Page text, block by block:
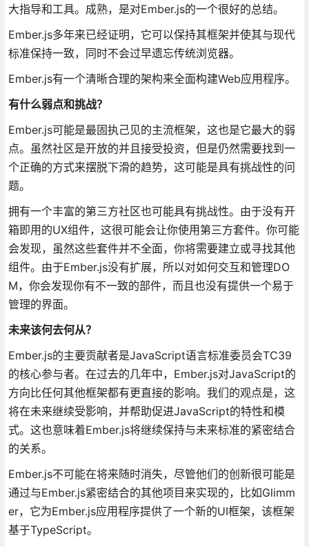
大指导和工具。成熟，是对Ember.js的一个很好的总结。
Ember.js多年来已经证明，它可以保持其框架并使其与现代
标准保持一致，同时不会过早遗忘传统浏览器。
Ember.js有一个清晰合理的架构来全面构建Web应用程序。
有什么弱点和挑战？
Ember.js可能是最固执己见的主流框架，这也是它最大的弱
点。虽然社区是开放的并且接受投资，但是仍然需要找到一
个正确的方式来摆脱下滑的趋势，这可能是具有挑战性的问
题。
拥有一个丰富的第三方社区也可能具有挑战性。由于没有开
箱即用的UX组件，这很可能会让你使用第三方套件。你可能
会发现，虽然这些套件并不全面，你将需要建立或寻找其他
组件。由于Ember.js没有扩展，所以对如何交互和管理DO
M，你会发现你有不一致的部件，而且也没有提供一个易于
管理的界面。
未来该何去何从？
Ember.js的主要贡献者是JavaScript语言标准委员会TC39
的核心参与者。在过去的几年中，Ember.js对JavaScript的
方向比任何其他框架都有更直接的影响。我们的观点是，这
将在未来继续受影响，并帮助促进JavaScript的特性和模
式。这也意味着Ember.js将继续保持与未来标准的紧密结合
的关系。
Ember.js不可能在将来随时消失，尽管他们的创新很可能是
通过与Ember.js紧密结合的其他项目来实现的，比如Glimm
er，它为Ember.js应用程序提供了一个新的UI框架，该框架
基于TypeScript。